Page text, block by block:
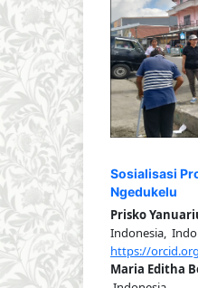
Sosialisasi
Ngedukelu
Prisko
Indonesia,
https://
Maria Editha